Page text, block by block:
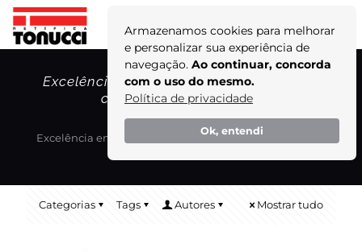
Armazenamos cookies para melhorar
e personalizar sua experiência de
navegação. Ao continuar, concorda
com o uso do mesmo.
Política de privacidade
Ok, entendi
Excelência em retífica de motores Deutz
com a Retífica Tonucci!
Home
Blog
Excelência em retífica de motores Deutz com a Retífica
Categorias Tags Autores Mostrar tudo